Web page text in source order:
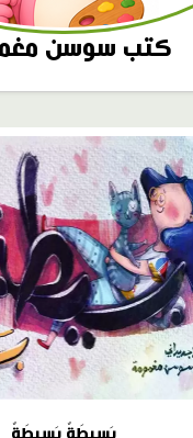
كتب سوسن
بَسيطَةٌ بَسيطَةٌ